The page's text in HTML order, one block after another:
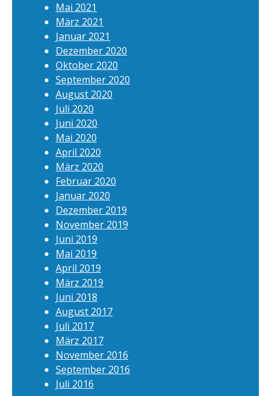
Mai 2021
März 2021
Januar 2021
Dezember 2020
Oktober 2020
September 2020
August 2020
Juli 2020
Juni 2020
Mai 2020
April 2020
März 2020
Februar 2020
Januar 2020
Dezember 2019
November 2019
Juni 2019
Mai 2019
April 2019
März 2019
Juni 2018
August 2017
Juli 2017
März 2017
November 2016
September 2016
Juli 2016